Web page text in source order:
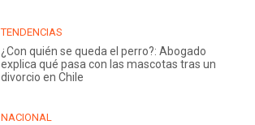
TENDENCIAS
¿Con quién se queda el perro?: Abogado
explica qué pasa con las mascotas tras un
divorcio en Chile
NACIONAL